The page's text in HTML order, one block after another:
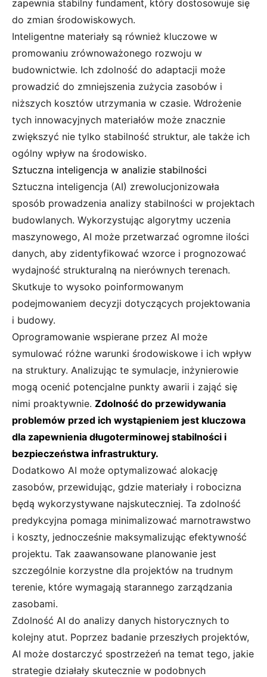
zapewnia stabilny fundament, który dostosowuje się
do zmian środowiskowych.
Inteligentne materiały są również kluczowe w
promowaniu zrównoważonego rozwoju w
budownictwie. Ich zdolność do adaptacji może
prowadzić do zmniejszenia zużycia zasobów i
niższych kosztów utrzymania w czasie. Wdrożenie
tych innowacyjnych materiałów może znacznie
zwiększyć nie tylko stabilność struktur, ale także ich
ogólny wpływ na środowisko.
Sztuczna inteligencja w analizie stabilności
Sztuczna inteligencja (AI) zrewolucjonizowała
sposób prowadzenia analizy stabilności w projektach
budowlanych. Wykorzystując algorytmy uczenia
maszynowego, AI może przetwarzać ogromne ilości
danych, aby zidentyfikować wzorce i prognozować
wydajność strukturalną na nierównych terenach.
Skutkuje to wysoko poinformowanym
podejmowaniem decyzji dotyczących projektowania
i budowy.
Oprogramowanie wspierane przez AI może
symulować różne warunki środowiskowe i ich wpływ
na struktury. Analizując te symulacje, inżynierowie
mogą ocenić potencjalne punkty awarii i zająć się
nimi proaktywnie. Zdolność do przewidywania
problemów przed ich wystąpieniem jest kluczowa
dla zapewnienia długoterminowej stabilności i
bezpieczeństwa infrastruktury.
Dodatkowo AI może optymalizować alokację
zasobów, przewidując, gdzie materiały i robocizna
będą wykorzystywane najskuteczniej. Ta zdolność
predykcyjna pomaga minimalizować marnotrawstwo
i koszty, jednocześnie maksymalizując efektywność
projektu. Tak zaawansowane planowanie jest
szczególnie korzystne dla projektów na trudnym
terenie, które wymagają starannego zarządzania
zasobami.
Zdolność AI do analizy danych historycznych to
kolejny atut. Poprzez badanie przeszłych projektów,
AI może dostarczyć spostrzeżeń na temat tego, jakie
strategie działały skutecznie w podobnych